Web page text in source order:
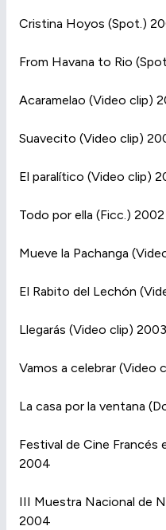
Cristina Hoyos (Spot.)
From Havana to Rio
Acaramelao (Video clip)
Suavecito (Video clip)
El paralítico (Video clip)
Todo por ella (Ficc.) 2002
Mueve la Pachanga
El Rabito del Lechón
Llegarás (Video clip) 2003
Vamos a celebrar (Video
La casa por la ventana
Festival de Cine Francés
2004
III Muestra Nacional de
2004